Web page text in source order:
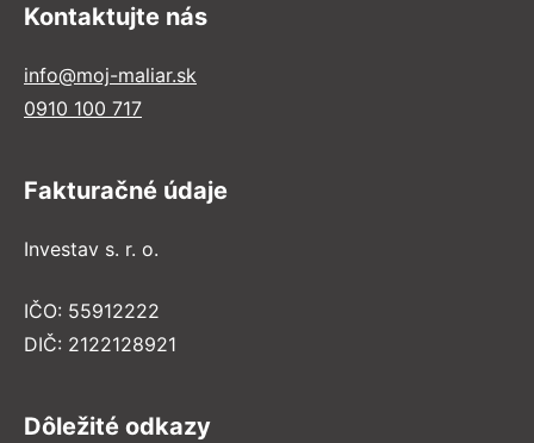
Kontaktujte nás
info@moj-maliar.sk
0910 100 717
Fakturačné údaje
Investav s. r. o.
IČO: 55912222
DIČ: 2122128921
Dôležité odkazy